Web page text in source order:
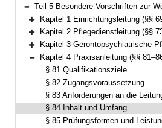
Bereich reduzieren
Teil 5 Besondere Vorschriften zur
Bereich erweitern
Kapitel 1 Einrichtungsleitung (§§
Bereich erweitern
Kapitel 2 Pflegedienstleitung (§§
Bereich erweitern
Kapitel 3 Gerontopsychiatrische
Bereich reduzieren
Kapitel 4 Praxisanleitung (§§
§ 81 Qualifikationsziele
§ 82 Zugangsvoraussetzung
§ 83 Anforderungen an die
§ 84 Inhalt und Umfang
§ 85 Prüfungsformen und